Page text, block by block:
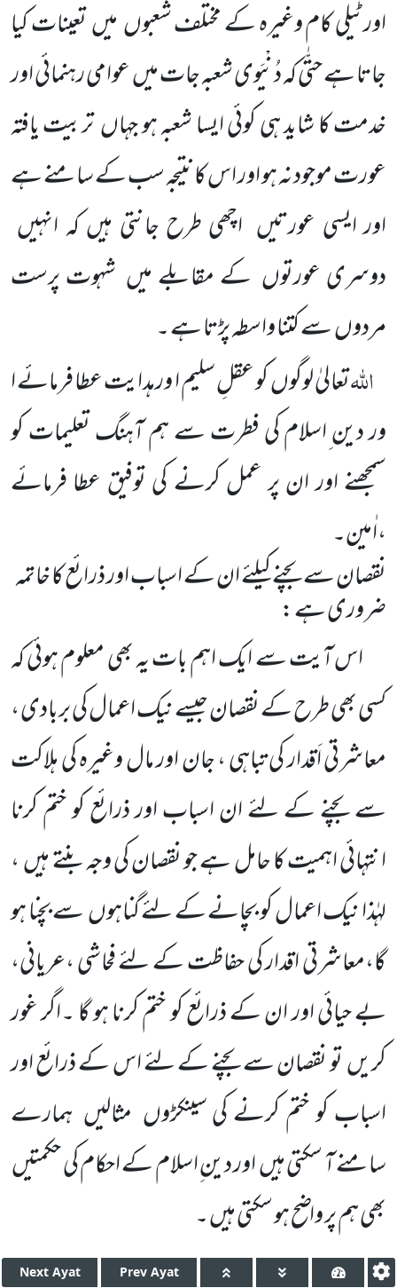
اورٹیلی کام وغیرہ کے مختلف شعبوںمیںتعینات کیا
جاتا ہے حتّٰی کہ دُنْیَوی شعبہ جات میںعوامی رہنمائی اور
خدمت کا شاید ہی کوئی ایسا شعبہ ہو جہاںتربیت یافتہ
عورت موجود نہ ہو اور اس کا نتیجہ سب کے سامنے ہے
اور ایسی عورتیں اچھی طرح جانتی ہیں کہ انہیں
دوسری عورتوں کے مقابلے میں شہوت پرست
مردوںسے کتنا واسطہ پڑتا ہے ۔
اللہتعالیٰ لوگوںکو عقلِ سلیم ا ورہدایت عطا فرمائے ا
ور دین ِاسلام کی فطرت سے ہم آہنگ تعلیمات کو
سمجھنے اور ان پر عمل کرنے کی توفیق عطا فرمائے
،اٰمین۔
نقصان سے بچنے کیلئے ان کے اسباب اور ذرائع کا خاتمہ
ضروری ہے :
اس آیت سے ایک اہم بات یہ بھی معلوم ہوئی کہ
کسی بھی طرح کے نقصان جیسے نیک اعمال کی بربادی ،
معاشرتی اَقدار کی تباہی ، جان اور مال وغیرہ کی ہلاکت
سے بچنے کے لئے ان اسباب اور ذرائع کو ختم کرنا
انتہائی اہمیت کا حامل ہے جو نقصان کی وجہ بنتے ہیں،
لہٰذا نیک اعمال کو بچانے کے لئے گناہوںسے بچنا ہو
گا،معاشرتی اقدار کی حفاظت کے لئےفحاشی ،عریانی،
بے حیائی اور ان کے ذرائع کو ختم کرنا ہو گا ۔اگر غور
کریںتو نقصان سے بچنے کے لئے اس کے ذرائع اور
اسبابکو ختم کرنے کی سینکڑوں مثالیں ہمارے
سامنے آ سکتی ہیںاور دین ِاسلام کے احکام کی حکمتیں
بھی ہم پر واضح ہو سکتی ہیں ۔
Next Ayat Prev Ayat